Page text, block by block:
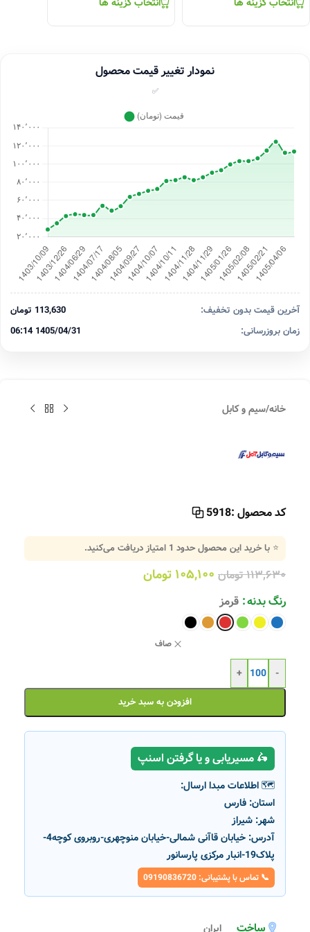
نمودار تغییر قیمت محصول
✅
آخرین قیمت بدون تخفیف:
113,630 تومان
زمان بروزرسانی:
1405/04/31 06:14
خانه/سیم و کابل
کد محصول :5918
⭐ با خرید این محصول حدود 1 امتیاز دریافت می‌کنید.
۱۱۳,۶۳۰تومان ۱۰۵,۱۰۰ تومان
رنگ بدنه قرمز
صاف
-
+
افزودن به سبد خرید
🛵 مسیریابی و یا گرفتن اسنپ
🗺️ اطلاعات مبدا ارسال:
استان: فارس
شهر: شیراز
آدرس:
خیابان قاآنی شمالی-خیابان منوچهری-روبروی کوچه4-
پلاک19-انبار مرکزی پارسانور
📞 تماس با پشتیبانی: 09190836720
ساخت ایران